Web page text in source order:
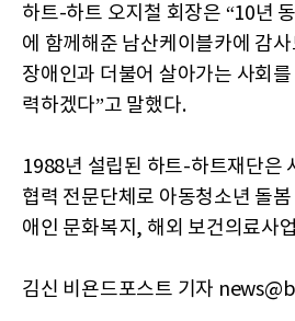
하트-하트 오지철 회장은 “10년
에 함께해준 남산케이블카에 감
장애인과 더불어 살아가는 사회
력하겠다”고 말했다.
1988년 설립된 하트-하트재단은
협력 전문단체로 아동청소년 돌
애인 문화복지, 해외 보건의료사
김신 비욘드포스트 기자